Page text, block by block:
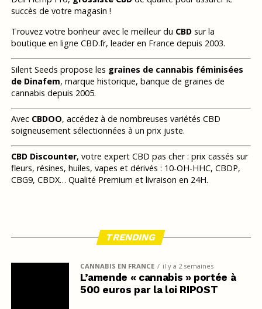
succès de votre magasin !
Trouvez votre bonheur avec le meilleur du CBDsur la
boutique en ligne CBD.fr, leader en France depuis 2003.
Silent Seeds propose les graines de cannabis féminisées
de Dinafem, marque historique, banque de graines de
cannabis depuis 2005.
Avec CBDOO, accédez à de nombreuses variétés CBD
soigneusement sélectionnées à un prix juste.
CBD Discounter, votre expert CBD pas cher : prix cassés sur
fleurs, résines, huiles, vapes et dérivés : 10-OH-HHC, CBDP,
CBG9, CBDX… Qualité Premium et livraison en 24H.
TRENDING
CANNABIS EN FRANCE il y a 2 semaines
L’amende « cannabis » portée à
500 euros par la loi RIPOST